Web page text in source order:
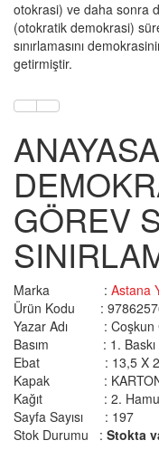
otokrasi) ve daha sonra
(otokratik demokrasi)
sınırlamasını
getirmiştir.
GÖREV
Marka : Astana
Ürün Kodu :
Yazar Adı : Coşkun
Basım : 1.
Ebat : 13,5 X
Kapak :
Kağıt : 2.
Sayfa Sayısı : 197
Stok Durumu : Stokta